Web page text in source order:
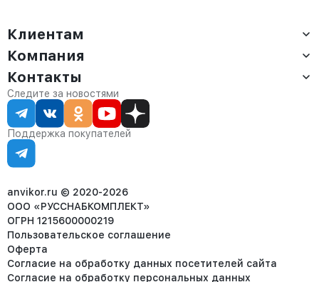
Клиентам
Доставка
Оплата
Сервис
Статус заказа
Статьи
Компания
О компании
Контакты
Партнёрам
Контакты
Отдел продаж:
8 (800) 234-22-62
corp@anvikor.ru
Ежедневно, с 7:00-19:00 (МСК)
Отдел рекламации:
8 (953) 455-25-61
Следите за новостями
Поддержка покупателей
anvikor.ru © 2020-2026
ООО «РУССНАБКОМПЛЕКТ»
ОГРН 1215600000219
Пользовательское соглашение
Оферта
Согласие на обработку данных посетителей сайта
Согласие на обработку персональных данных